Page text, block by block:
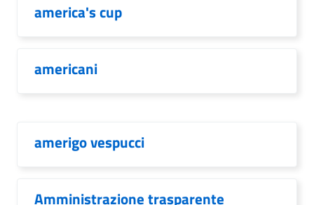
america's cup
americani
amerigo vespucci
Amministrazione trasparente